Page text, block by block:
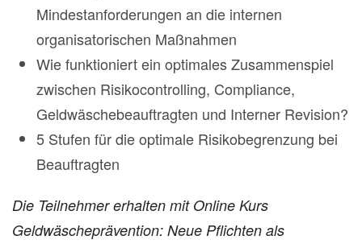
Mindestanforderungen an die internen
organisatorischen Maßnahmen
Wie funktioniert ein optimales Zusammenspiel
zwischen Risikocontrolling, Compliance,
Geldwäschebeauftragten und Interner Revision?
5 Stufen für die optimale Risikobegrenzung bei
Beauftragten
Die Teilnehmer erhalten mit Online Kurs
Geldwäscheprävention: Neue Pflichten als